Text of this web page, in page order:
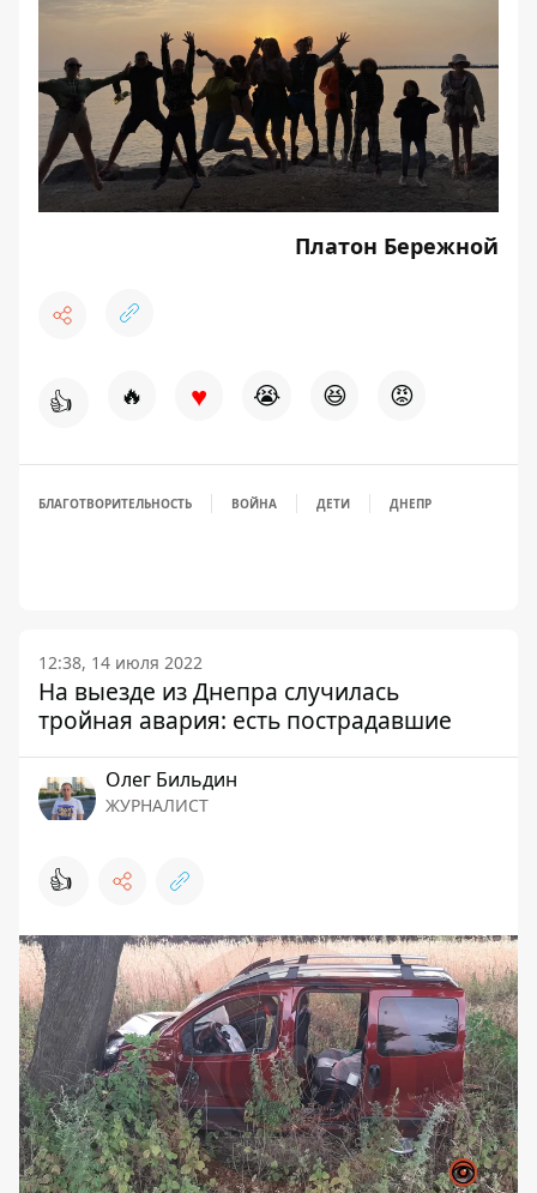
Платон Бережной
👍 🔥 ♥ 😭 😆 😡
БЛАГОТВОРИТЕЛЬНОСТЬ ВОЙНА ДЕТИ ДНЕПР
12:38, 14 июля 2022
На выезде из Днепра случилась
тройная авария: есть пострадавшие
Олег Бильдин
ЖУРНАЛИСТ
👍